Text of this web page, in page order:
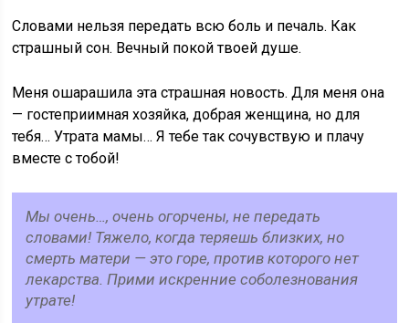
Словами нельзя передать всю боль и печаль. Как
страшный сон. Вечный покой твоей душе.
Меня ошарашила эта страшная новость. Для меня она
— гостеприимная хозяйка, добрая женщина, но для
тебя… Утрата мамы… Я тебе так сочувствую и плачу
вместе с тобой!
Мы очень…, очень огорчены, не передать
словами! Тяжело, когда теряешь близких, но
смерть матери — это горе, против которого нет
лекарства. Прими искренние соболезнования
утрате!